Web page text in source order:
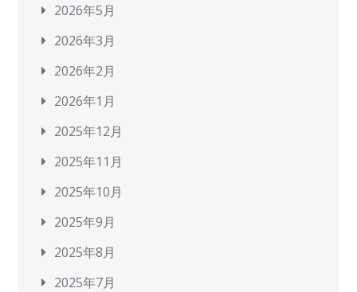
2026年5月
2026年3月
2026年2月
2026年1月
2025年12月
2025年11月
2025年10月
2025年9月
2025年8月
2025年7月